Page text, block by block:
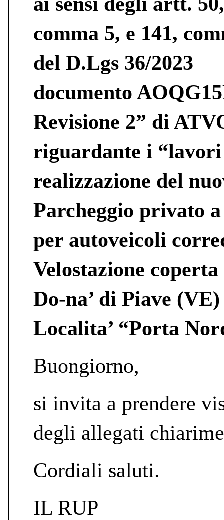
comma 5, e 141,
del D.Lgs 36/2023
documento
Revisione 2” di
riguardante i
realizzazione del
Parcheggio privato
per autoveicoli
Velostazione
Do-na’ di Piave (VE)
Localita’ “Porta
Buongiorno,
si invita a prendere
degli allegati
Cordiali saluti.
IL RUP